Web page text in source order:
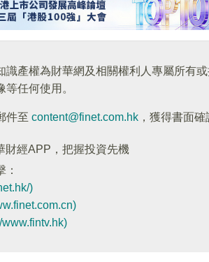
識產權為財華網及相關權利人專屬所有
任何使用。
件至 content@finet.com.hk ，獲得書面
財經APP，把握投資先機
)
www.fintv.hk)